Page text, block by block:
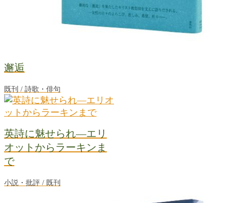
邂逅
既刊 / 詩歌・俳句
英詩に魅せられ―エリ
オットからラーキンま
で
小説・批評 / 既刊